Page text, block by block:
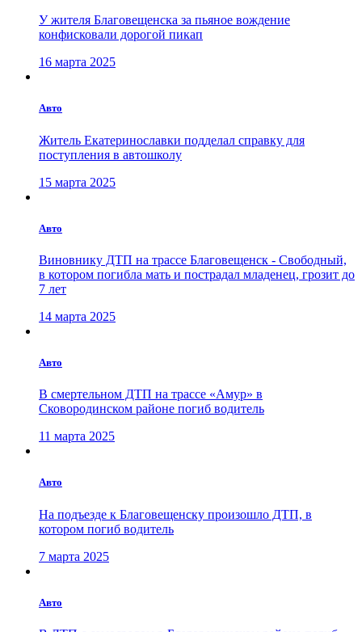
У жителя Благовещенска за пьяное вождение
конфисковали дорогой пикап
16 марта 2025
Авто
Житель Екатеринославки подделал справку для
поступления в автошколу
15 марта 2025
Авто
Виновнику ДТП на трассе Благовещенск - Свободный,
в котором погибла мать и пострадал младенец, грозит до
7 лет
14 марта 2025
Авто
В смертельном ДТП на трассе «Амур» в
Сковородинском районе погиб водитель
11 марта 2025
Авто
На подъезде к Благовещенску произошло ДТП, в
котором погиб водитель
7 марта 2025
Авто